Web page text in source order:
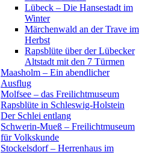
Lübeck – Die Hansestadt im
Winter
Märchenwald an der Trave im
Herbst
Rapsblüte über der Lübecker
Altstadt mit den 7 Türmen
Maasholm – Ein abendlicher
Ausflug
Molfsee – das Freilichtmuseum
Rapsblüte in Schleswig-Holstein
Der Schlei entlang
Schwerin-Mueß – Freilichtmuseum
für Volkskunde
Stockelsdorf – Herrenhaus im